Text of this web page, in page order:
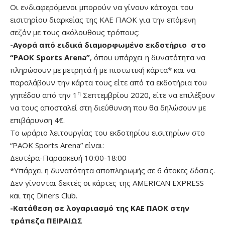
Οι ενδιαφερόμενοι μπορούν να γίνουν κάτοχοι του
εισιτηρίου διαρκείας της ΚΑΕ ΠΑΟΚ για την επόμενη
σεζόν με τους ακόλουθους τρόπους:
-Αγορά από ειδικά διαμορφωμένο εκδοτήριο στο
“PAOK Sports Arena”, όπου υπάρχει η δυνατότητα να
πληρώσουν με μετρητά ή με πιστωτική κάρτα* και να
παραλάβουν την κάρτα τους είτε από τα εκδοτήρια του
γηπέδου από την 1 η Σεπτεμβρίου 2020, είτε να επιλέξουν
να τους αποσταλεί στη διεύθυνση που θα δηλώσουν με
επιβάρυνση 4€.
Το ωράριο λειτουργίας του εκδοτηρίου εισιτηρίων στο
“PAOK Sports Arena” είναι:
Δευτέρα-Παρασκευή 10:00-18:00
*Υπάρχει η δυνατότητα αποπληρωμής σε 6 άτοκες δόσεις.
Δεν γίνονται δεκτές οι κάρτες της AMERICAN EXPRESS
και της Diners Club.
-Κατάθεση σε λογαριασμό της ΚΑΕ ΠΑΟΚ στην
τράπεζα ΠΕΙΡΑΙΩΣ